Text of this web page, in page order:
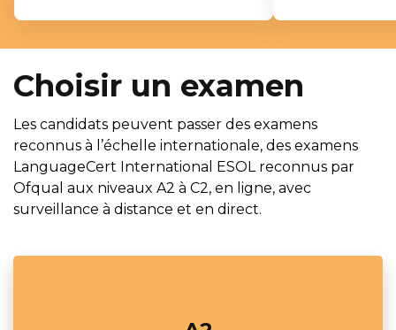
Choisir un examen
Les candidats peuvent passer des examens
reconnus à l’échelle internationale, des examens
LanguageCert International ESOL reconnus par
Ofqual aux niveaux A2 à C2, en ligne, avec
surveillance à distance et en direct.